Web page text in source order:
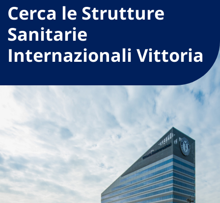
Cerca le Strutture
Sanitarie
Internazionali Vittoria